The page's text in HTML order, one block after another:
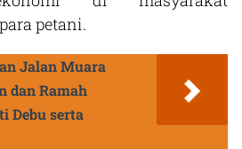
petani.
Jalan Muara
dan Ramah
Debu serta